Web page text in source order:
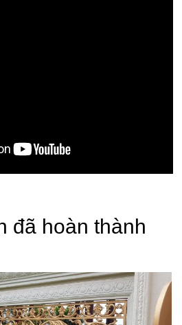
đã hoàn thành